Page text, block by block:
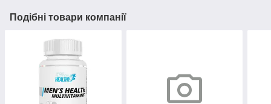
Подібні товари компанії